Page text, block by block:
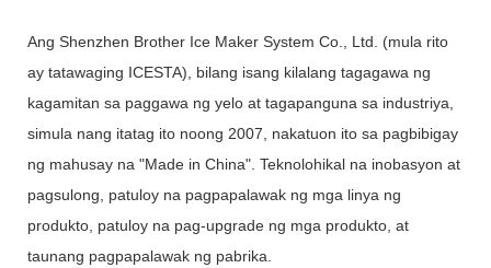
Ang Shenzhen Brother Ice Maker System Co., Ltd. (mula rito
ay tatawaging ICESTA), bilang isang kilalang tagagawa ng
kagamitan sa paggawa ng yelo at tagapanguna sa industriya,
simula nang itatag ito noong 2007, nakatuon ito sa pagbibigay
ng mahusay na "Made in China". Teknolohikal na inobasyon at
pagsulong, patuloy na pagpapalawak ng mga linya ng
produkto, patuloy na pag-upgrade ng mga produkto, at
taunang pagpapalawak ng pabrika.